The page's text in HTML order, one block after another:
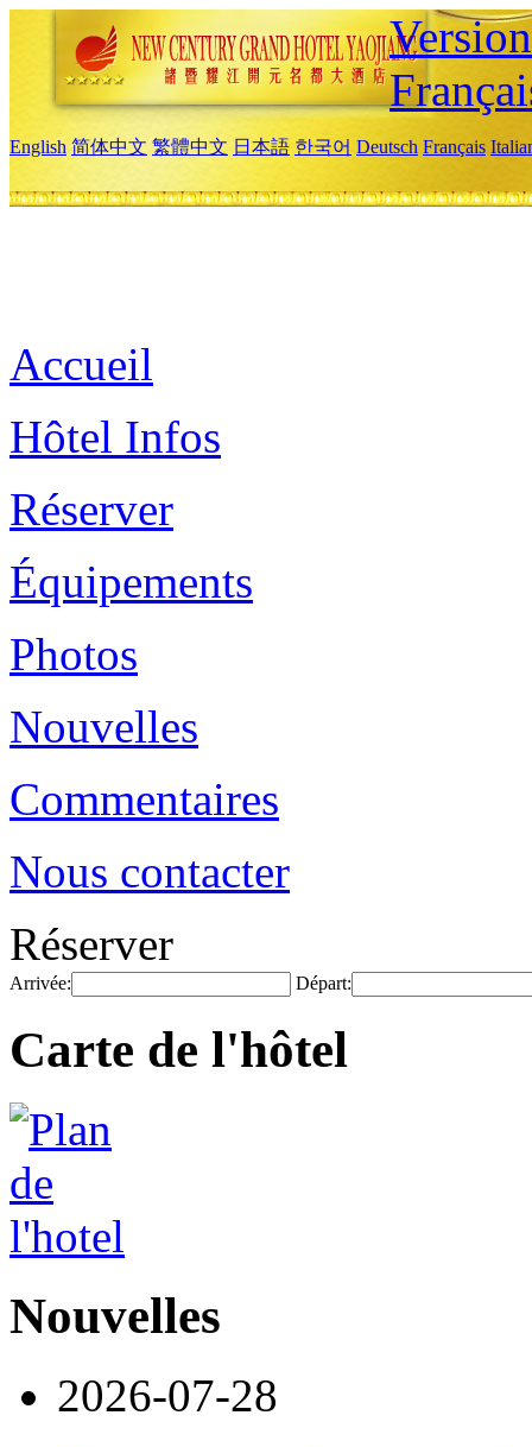
English 简体中文 繁體中文 日本語 한국어 Deutsch Français
Accueil
Hôtel Infos
Réserver
Équipements
Photos
Nouvelles
Commentaires
Nous contacter
Réserver
Arrivée: Départ:
Carte de l'hôtel
Nouvelles
2026-07-28